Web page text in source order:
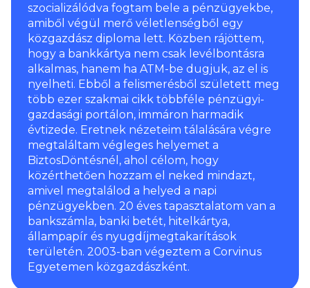
szocializálódva fogtam bele a pénzügyekbe,
amiből végül merő véletlenségből egy
közgazdász diploma lett. Közben rájöttem,
hogy a bankkártya nem csak levélbontásra
alkalmas, hanem ha ATM-be dugjuk, az el is
nyelheti. Ebből a felismerésből született meg
több ezer szakmai cikk többféle pénzügyi-
gazdasági portálon, immáron harmadik
évtizede. Eretnek nézeteim tálalására végre
megtaláltam végleges helyemet a
BiztosDöntésnél, ahol célom, hogy
közérthetően hozzam el neked mindazt,
amivel megtalálod a helyed a napi
pénzügyekben. 20 éves tapasztalatom van a
bankszámla, banki betét, hitelkártya,
állampapír és nyugdíjmegtakarítások
területén. 2003-ban végeztem a Corvinus
Egyetemen közgazdászként.